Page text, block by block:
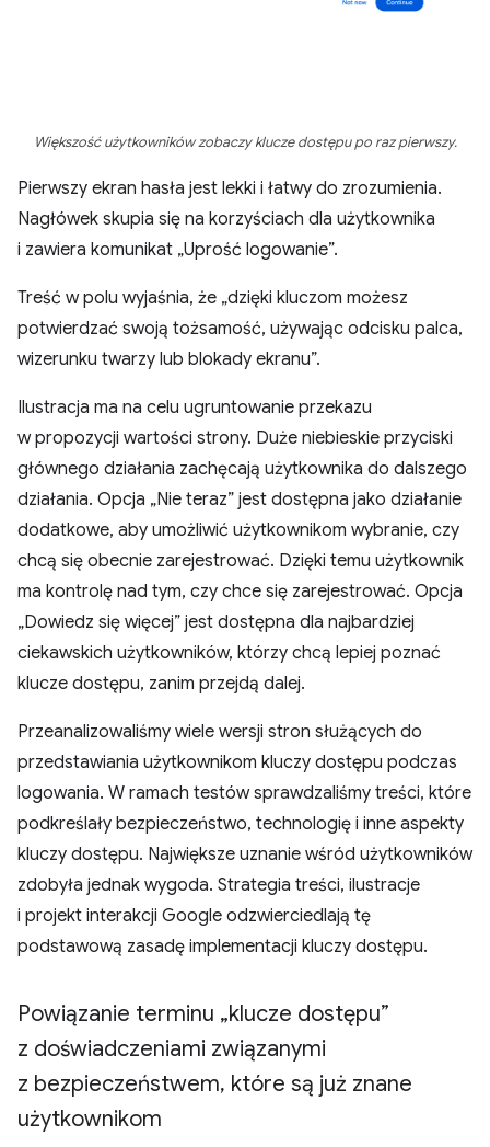
Większość użytkowników zobaczy klucze dostępu po raz pierwszy.
Pierwszy ekran hasła jest lekki i łatwy do zrozumienia.
Nagłówek skupia się na korzyściach dla użytkownika
i zawiera komunikat „Uprość logowanie”.
Treść w polu wyjaśnia, że „dzięki kluczom możesz
potwierdzać swoją tożsamość, używając odcisku palca,
wizerunku twarzy lub blokady ekranu”.
Ilustracja ma na celu ugruntowanie przekazu
w propozycji wartości strony. Duże niebieskie przyciski
głównego działania zachęcają użytkownika do dalszego
działania. Opcja „Nie teraz” jest dostępna jako działanie
dodatkowe, aby umożliwić użytkownikom wybranie, czy
chcą się obecnie zarejestrować. Dzięki temu użytkownik
ma kontrolę nad tym, czy chce się zarejestrować. Opcja
„Dowiedz się więcej” jest dostępna dla najbardziej
ciekawskich użytkowników, którzy chcą lepiej poznać
klucze dostępu, zanim przejdą dalej.
Przeanalizowaliśmy wiele wersji stron służących do
przedstawiania użytkownikom kluczy dostępu podczas
logowania. W ramach testów sprawdzaliśmy treści, które
podkreślały bezpieczeństwo, technologię i inne aspekty
kluczy dostępu. Największe uznanie wśród użytkowników
zdobyła jednak wygoda. Strategia treści, ilustracje
i projekt interakcji Google odzwierciedlają tę
podstawową zasadę implementacji kluczy dostępu.
Powiązanie terminu „klucze dostępu”
z doświadczeniami związanymi
z bezpieczeństwem, które są już znane
użytkownikom